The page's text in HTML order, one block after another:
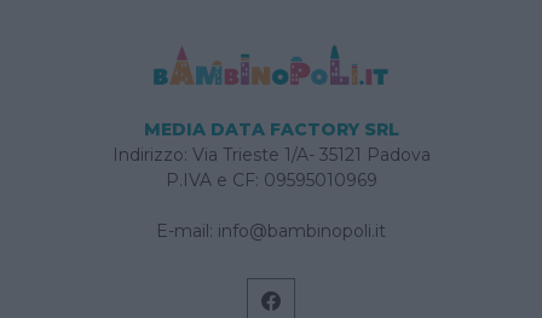
MEDIA DATA FACTORY SRL
Indirizzo: Via Trieste 1/A- 35121 Padova
P.IVA e CF: 09595010969
E-mail: info@bambinopoli.it